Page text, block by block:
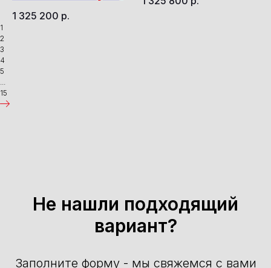
1 325 200 р.
1
2
3
4
5
15
Не нашли подходящий
вариант?
Заполните форму - мы свяжемся с вами